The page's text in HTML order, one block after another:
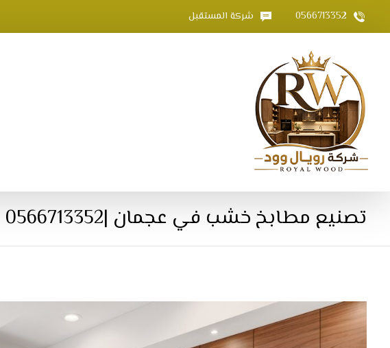
0566713352 شركة المستقبل
تصنيع مطابخ خشب في عجمان |0566713352